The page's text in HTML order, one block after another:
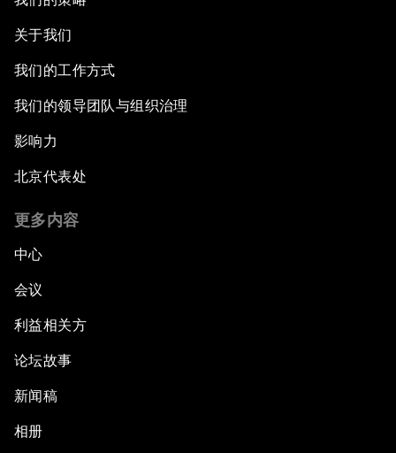
关于我们
我们的工作方式
我们的领导团队与组织治理
影响力
北京代表处
更多内容
中心
会议
利益相关方
论坛故事
新闻稿
相册